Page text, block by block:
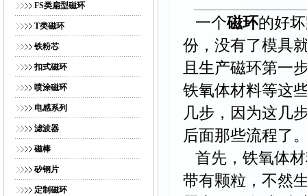
FS类扁型磁环
T类磁环
铁粉芯
扣式磁环
喷涂磁环
电感系列
滤波器
磁棒
矽钢片
定制磁环
一个磁环的好
份，没有了模具
且生产磁环第一
铁氧体材料等这
几步，因为这几
后面那些流程了
首先，铁氧体
带有颗粒，不然